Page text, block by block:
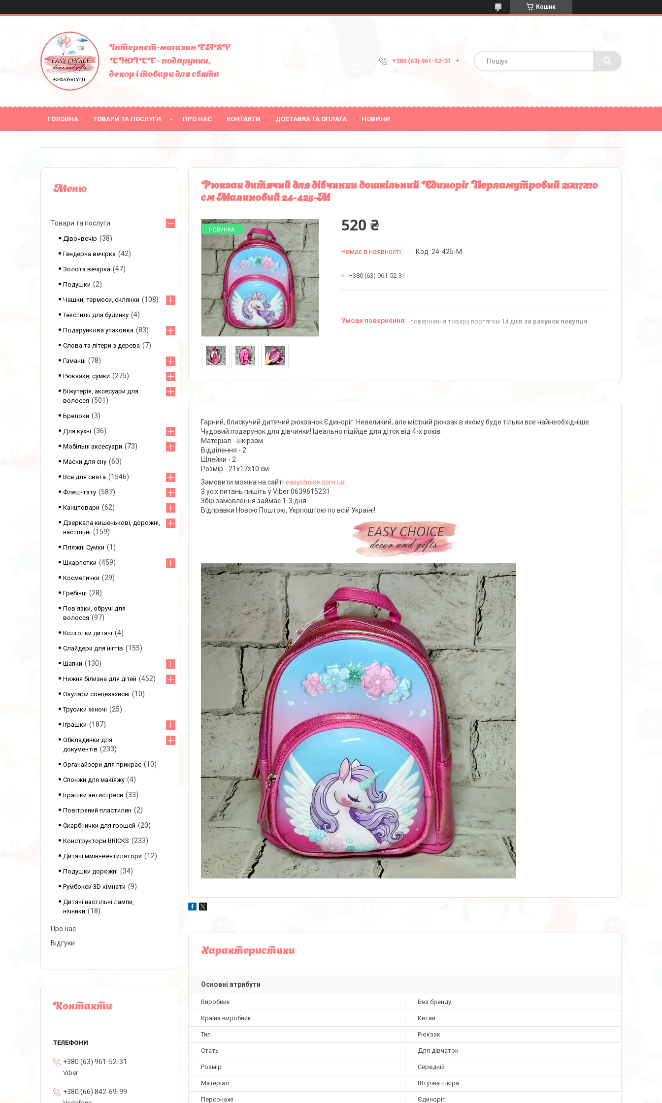
Кошик
Інтернет-магазин EASY
CHOICE - подарунки,
декор і товари для свята
+380 (63) 961-52-31
ГОЛОВНА ТОВАРИ ТА ПОСЛУГИ ПРО НАС КОНТАКТИ ДОСТАВКА ТА ОПЛАТА НОВИНИ
Рюкзак дитячий для дівчинки дошкільний Єдиноріг Перламутровий 21х17х10
см Малиновий 24-425-M
НОВИНКА 520 ₴
Немає в наявності Код: 24-425-M
+380 (63) 961-52-31
повернення товару протягом 14 днів за рахунок покупця
Гарний, блискучий дитячий рюкзачок Єдиноріг. Невеликий, але місткий рюкзак в якому буде тільки все найнеобхідніше.
Чудовий подарунок для дівчинки! Ідеально підійде для діток від 4-х років.
Матеріал - шкірзам
Відділення - 2
Шлейки - 2
Розмір - 21х17х10 см
Замовити можна на сайті easychoise.com.ua
З усіх питань пишіть у Viber 0639615231
Збір замовлення займає 1-3 дня
Відправки Новою Поштою, Укрпоштою по всій Україні!
Характеристики
Основні атрибути
Виробник Без бренду
Країна виробник Китай
Тип Рюкзак
Стать Для дівчаток
Розмір Середній
Матеріал Штучна шкіра
Персонажі Єдиноріг
Товари та послуги
Дівочвечір 38
Гендерна вечірка 42
Золота вечірка 47
Подушки 2
Чашки, термоси, склянки 108
Текстиль для будинку 4
Подарункова упаковка 83
Слова та літери з дерева 7
Гаманці 78
Рюкзаки, сумки 275
Біжутерія, аксесуари для
волосся
501
Брелоки 3
Для кухні 36
Мобільні аксесуари 73
Маски для сну 60
Все для свята 1546
Флеш-тату 587
Канцтовари 62
Дзеркала кишенькові, дорожні,
настільні
159
Пляжні Сумки 1
Шкарпетки 459
Косметички 29
Гребінці 28
Пов'язки, обручі для
волосся
97
Колготки дитячі 4
Слайдери для нігтів 155
Шапки 130
Нижня білизна для дітей 452
Окуляри сонцезахисні 10
Трусики жіночі 25
Іграшки 187
Обкладинки для
документів
233
Органайзери для прикрас 10
Спонжи для макіяжу 4
Іграшки антистреси 33
Повітряний пластилин 2
Скарбнички для грошей 20
Конструктори BRICKS 233
Дитячі мміні-вентилятори 12
Подушки дорожні 34
Румбокси 3D кімнати 9
Дитячі настільні лампи,
нічники
18
Про нас
Відгуки
Контакти
+380 (63) 961-52-31
Viber
+380 (66) 842-69-99